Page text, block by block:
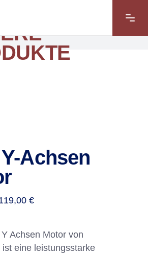
Achsen
€Preisspanne:
Achsen Motor von
ist eine leistungsstarke